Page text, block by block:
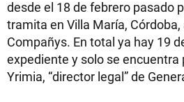
desde el 18 de febrero pasado
tramita en Villa María,
Compañys. En total ya hay 19
expediente y solo se encuentra
Yrimia, “director legal” de